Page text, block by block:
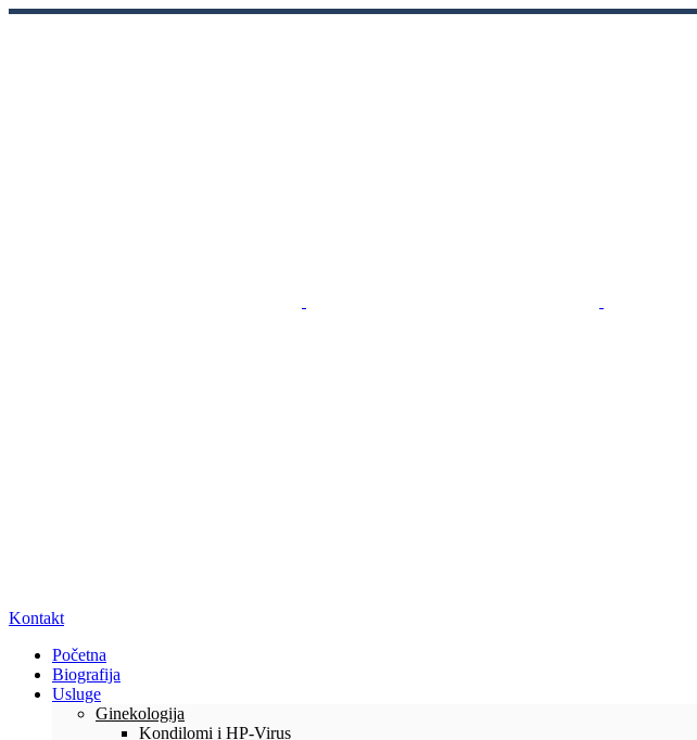
Kontakt
Početna
Biografija
Usluge
Ginekologija
Kondilomi i HP-Virus